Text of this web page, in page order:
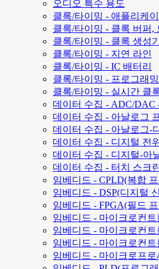
오디오 특수 용도
클록/타이밍 - 애플리케
클록/타이밍 - 클록 버퍼,
클록/타이밍 - 클록 생성
클록/타이밍 - 지연 라인
클록/타이밍 - IC 배터리
클록/타이밍 - 프로그래
클록/타이밍 - 실시간 클
데이터 수집 - ADC/DAC
데이터 수집 - 아날로그
데이터 수집 - 아날로그-
데이터 수집 - 디지털 전
데이터 수집 - 디지털-아
데이터 수집 - 터치 스크
임베디드 - CPLD(복합
임베디드 - DSP(디지털
임베디드 - FPGA(필드
임베디드 - 마이크로컨
임베디드 - 마이크로컨트
임베디드 - 마이크로컨
임베디드 - 마이크로프로